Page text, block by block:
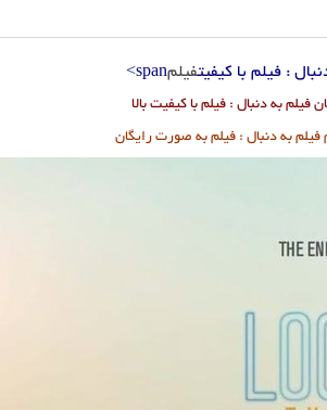
: فیلم با کیفیتفیلمspan>
فیلم به دنبال : فیلم با کیفیت بالا
فیلم به دنبال : فیلم به صورت رایگان